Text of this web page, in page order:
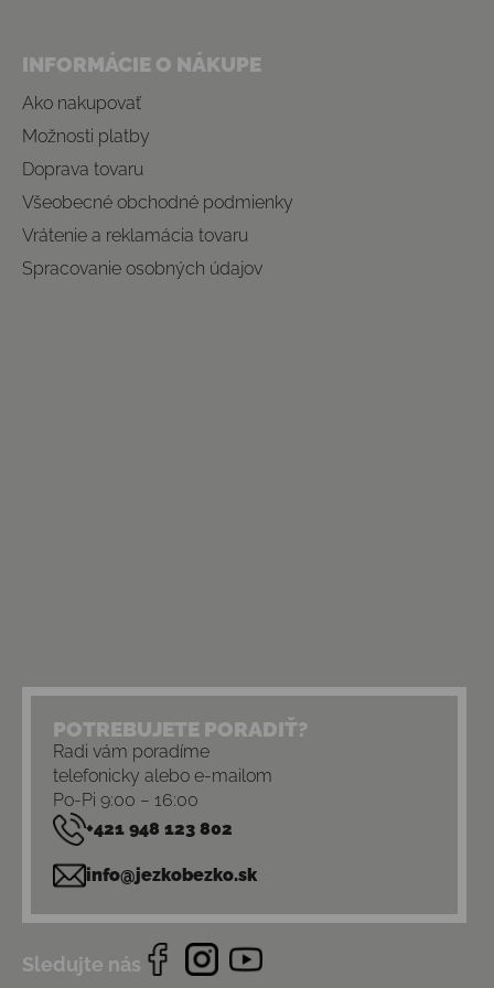
INFORMÁCIE O NÁKUPE
Ako nakupovať
Možnosti platby
Doprava tovaru
Všeobecné obchodné podmienky
Vrátenie a reklamácia tovaru
Spracovanie osobných údajov
POTREBUJETE PORADIŤ?
Radi vám poradíme
telefonicky alebo e-mailom
Po-Pi 9:00 – 16:00
+421 948 123 802
info@jezkobezko.sk
Sledujte nás